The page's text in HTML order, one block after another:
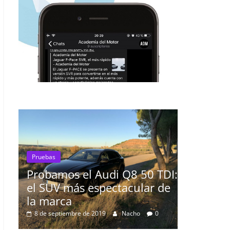
Q8 50 TDI:
de
Nacho 0
Pruebas
El Seat León 1.6 TDI 115cv a
prueba
16 de agosto de 2019 mospotter84